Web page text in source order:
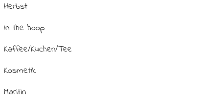
Herbst
In the hoop
Kaffee/Kuchen/Tee
Kosmetik
Maritin